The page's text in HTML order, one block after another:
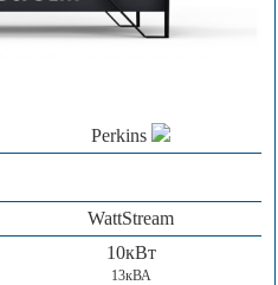
Perkins
WattStream
10кВт
13кВА